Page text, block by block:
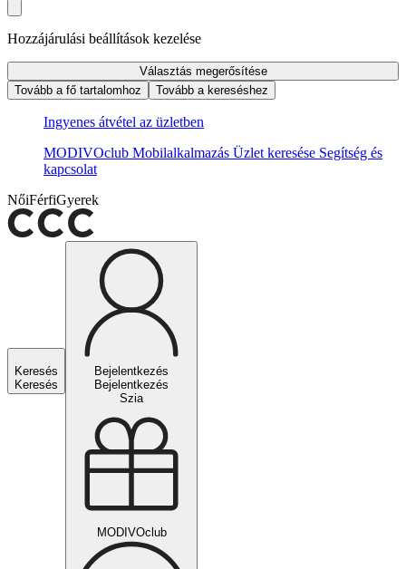
Hozzájárulási beállítások kezelése
Választás megerősítése
Tovább a fő tartalomhoz
Tovább a kereséshez
Ingyenes átvétel az üzletben
MODIVOclub Mobilalkalmazás Üzlet keresése Segítség és
kapcsolat
NőiFérfiGyerek
Keresés
Keresés
Bejelentkezés
Bejelentkezés
Szia
MODIVOclub